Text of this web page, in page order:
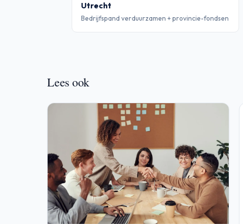
Utrecht
Bedrijfspand verduurzamen + provincie-fondsen
Lees ook